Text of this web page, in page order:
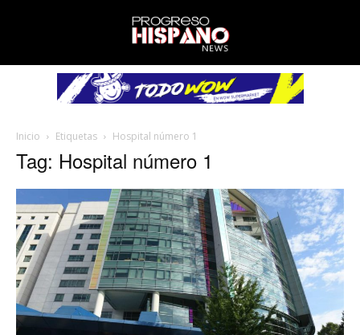
Inicio Etiquetas Hospital número 1
Tag: Hospital número 1